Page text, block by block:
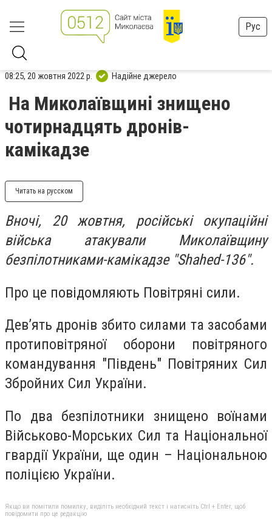
Рус
08:25, 20 жовтня 2022 р. Надійне джерело
На Миколаївщині знищено
чотирнадцять дронів-
камікадзе
Читать на русском
Вночі, 20 жовтня, російські окупаційні
війська атакували Миколаївщину
безпілотниками-камікадзе "Shahed-136".
Про це повідомляють Повітряні сили.
Дев’ять дронів збито силами та засобами
протиповітряної оборони повітряного
командування "Південь" Повітряних Сил
Збройних Сил України.
По два безпілотники знищено воїнами
Військово-Морських Сил та Національної
гвардії України, ще один – Національною
поліцією України.
Якщо ви помітили помилку, виділіть необхідний текст і натисніть Ctrl + Enter, щоб
повідомити про це редакцію